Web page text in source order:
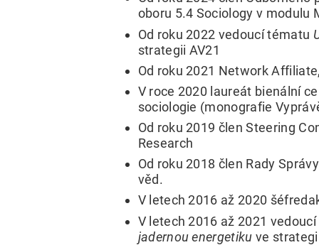
oboru 5.4 Sociology v modulu
Od roku 2022 vedoucí tématu
strategii AV21
Od roku 2021 Network
V roce 2020 laureát bienální
sociologie (monografie
Od roku 2019 člen Steering
Research
Od roku 2018 člen Rady
věd.
V letech 2016 až 2020
V letech 2016 až 2021
jadernou energetiku ve